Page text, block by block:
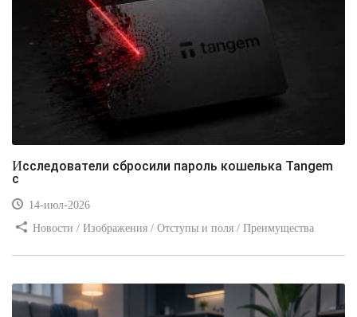
Исследователи сбросили пароль кошелька Tangem
с
14-июл-2026
Новости / Изображения / Отступы и поля / Преимущества